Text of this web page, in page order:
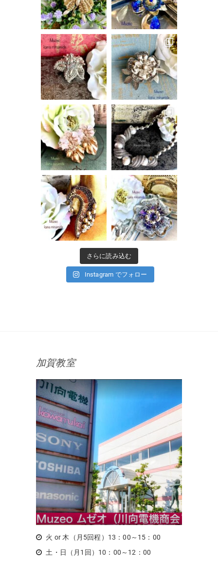
さらに読み込む
Instagram でフォロー
加賀教室
火 or 木（月5回程）13：00～15：00
土・日（月1回）10：00～12：00